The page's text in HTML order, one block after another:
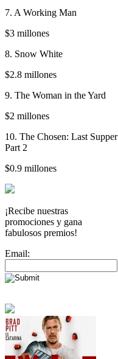
7. A Working Man
$3 millones
8. Snow White
$2.8 millones
9. The Woman in the Yard
$2 millones
10. The Chosen: Last Supper
Part 2
$0.9 millones
¡Recibe nuestras
promociones y gana
fabulosos premios!
Email: